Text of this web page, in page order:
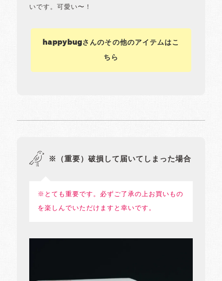
いです。可愛い〜！
happybugさんのその他のアイテムはこ
ちら
※（重要）破損して届いてしまった場合
※とても重要です。必ずご了承の上お買いもの
を楽しんでいただけますと幸いです。